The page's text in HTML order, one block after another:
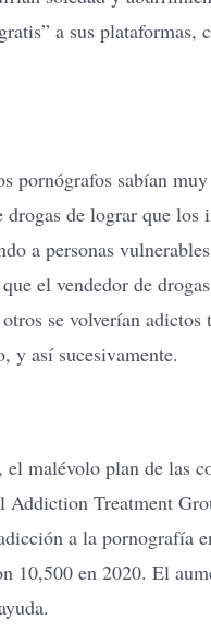
a sus
pornógrafos sabían
drogas de lograr que los
a personas
el vendedor de
se volverían
y así sucesivamente.
el malévolo plan de las
Addiction Treatment
a la pornografía
10,500 en 2020. El